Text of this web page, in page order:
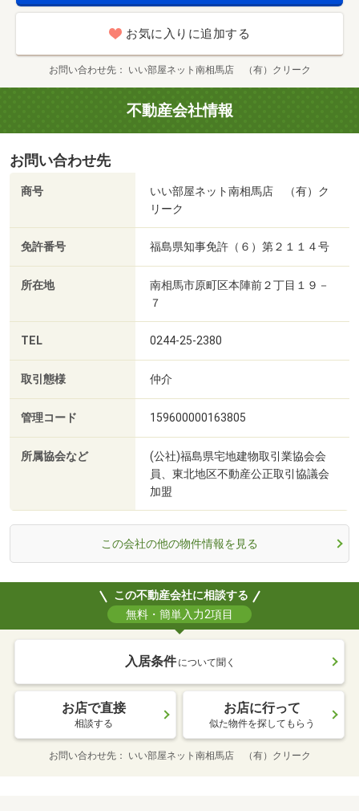
お気に入りに追加する
お問い合わせ先 いい部屋ネット南相馬店 （有）クリーク
不動産会社情報
お問い合わせ先
商号
いい部屋ネット南相馬店 （有）ク
リーク
免許番号 福島県知事免許（６）第２１１４号
所在地
南相馬市原町区本陣前２丁目１９－
７
TEL 0244-25-2380
取引態様 仲介
管理コード 159600000163805
所属協会など
(公社)福島県宅地建物取引業協会会
員、東北地区不動産公正取引協議会
加盟
この会社の他の物件情報を見る
この不動産会社に相談する
無料・簡単入力2項目
入居条件 について聞く
お店で直接
相談する
お店に行って
似た物件を探してもらう
お問い合わせ先 いい部屋ネット南相馬店 （有）クリーク